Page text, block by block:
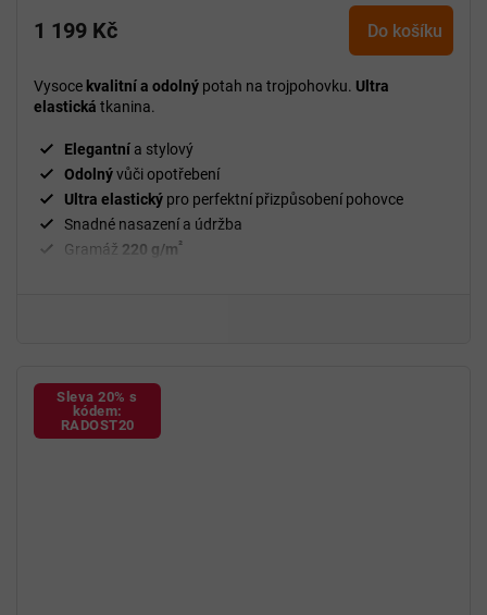
1 199 Kč Do košíku
Vysoce kvalitní a odolný potah na trojpohovku. Ultra
elastická tkanina.
Elegantní a stylový
Odolnývůči opotřebení
Ultra elastický pro perfektní přizpůsobení pohovce
Snadné nasazení a údržba
Gramáž 220 g/m²
Sleva 20% s
kódem:
RADOST20